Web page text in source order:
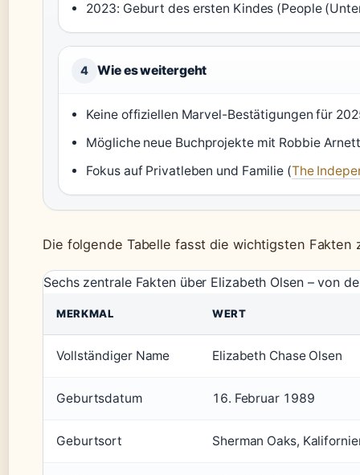
2023: Geburt des ersten Kindes (People
4 Wie es weitergeht
Keine offiziellen Marvel-Bestätigungen für
Mögliche neue Buchprojekte mit Robbie
Fokus auf Privatleben und Familie (The
Die folgende Tabelle fasst die wichtigsten Fakten
Sechs zentrale Fakten über Elizabeth Olsen – von
MERKMAL WERT
Vollständiger Name Elizabeth Chase Olsen
Geburtsdatum 16. Februar 1989
Geburtsort Sherman Oaks,